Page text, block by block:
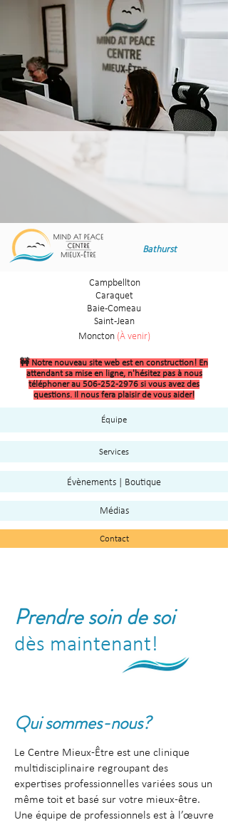
Bathurst
Campbellton
Caraquet
Baie-Comeau
Saint-Jean
Moncton (À venir)
🚧 Notre nouveau site web est en construction! En
attendant sa mise en ligne, n'hésitez pas à nous
téléphoner au 506-252-2976 si vous avez des
questions. Il nous fera plaisir de vous aider!
Équipe
Services
Évènements | Boutique
Médias
Contact
Prendre soin de soi
dès maintenant!
Qui sommes-nous?
Le Centre Mieux-Être est une clinique
multidisciplinaire regroupant des
expertises professionnelles variées sous un
même toit et basé sur votre mieux-être.
Une équipe de professionnels est à l’œuvre